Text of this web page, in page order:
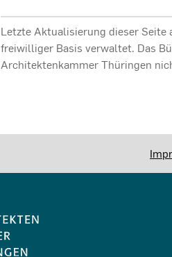
Letzte Aktualisierung dieser Seite
freiwilliger Basis verwaltet. Das
Architektenkammer Thüringen